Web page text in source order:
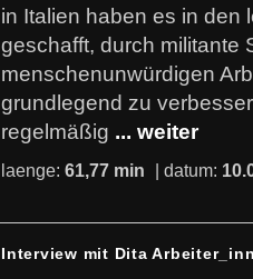
in Italien haben es in den
geschafft, durch militante
menschenunwürdigen
grundlegend zu
regelmäßig ... weiter
laenge: 61,77 min | datum:
Interview mit Dita